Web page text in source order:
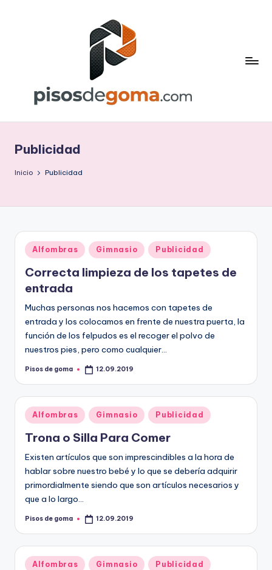
o
s
G
o
m
a
Publicidad
Inicio Publicidad
Publicado
en
Alfombras Gimnasio Publicidad
Correcta limpieza de los tapetes de
entrada
Muchas personas nos hacemos con tapetes de
entrada y los colocamos en frente de nuestra puerta, la
función de los felpudos es el recoger el polvo de
nuestros pies, pero como cualquier…
Publicado
Pisos de goma 12.09.2019
Publicado
en
Alfombras Gimnasio Publicidad
Trona o Silla Para Comer
Existen artículos que son imprescindibles a la hora de
hablar sobre nuestro bebé y lo que se debería adquirir
primordialmente siendo que son artículos necesarios y
que a lo largo…
Publicado
Pisos de goma 12.09.2019
Publicado
Alfombras Gimnasio Publicidad